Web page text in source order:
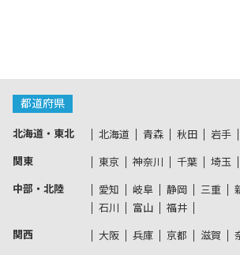
都道府県
北海道・東北 北海道 青森 秋田 岩手
関東 東京 神奈川 千葉 埼玉
中部・北陸 愛知 岐阜 静岡 三重
石川
富山 福井
関西 大阪 兵庫 京都 滋賀